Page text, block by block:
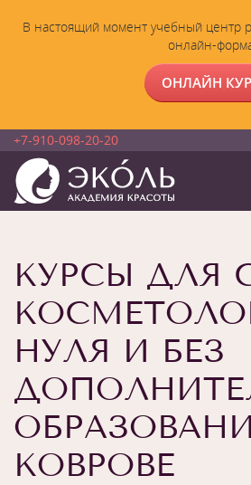
В настоящий момент учебный центр
онлайн-
ОНЛАЙН
+7-910-098-20-20
КУРСЫ ДЛЯ
НУЛЯ И БЕЗ
КОВРОВЕ